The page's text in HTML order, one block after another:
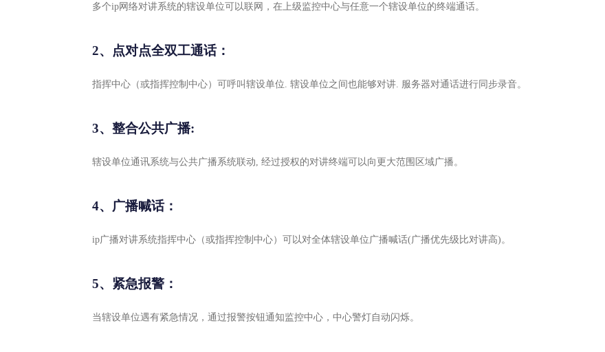
多个ip网络对讲系统的辖设单位可以联网，在上级监控中心与任意一个辖设单位的终端通话。
2、点对点全双工通话：
指挥中心（或指挥控制中心）可呼叫辖设单位. 辖设单位之间也能够对讲. 服务器对通话进行同步录音。
3、整合公共广播:
辖设单位通讯系统与公共广播系统联动, 经过授权的对讲终端可以向更大范围区域广播。
4、广播喊话：
ip广播对讲系统指挥中心（或指挥控制中心）可以对全体辖设单位广播喊话(广播优先级比对讲高)。
5、紧急报警：
当辖设单位遇有紧急情况，通过报警按钮通知监控中心，中心警灯自动闪烁。